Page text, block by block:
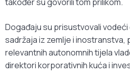
Događaju su prisustvovali
sadržaja iz zemlje i inostranstva,
relevantnih autonomnih tijela
direktori korporativnih kuća i